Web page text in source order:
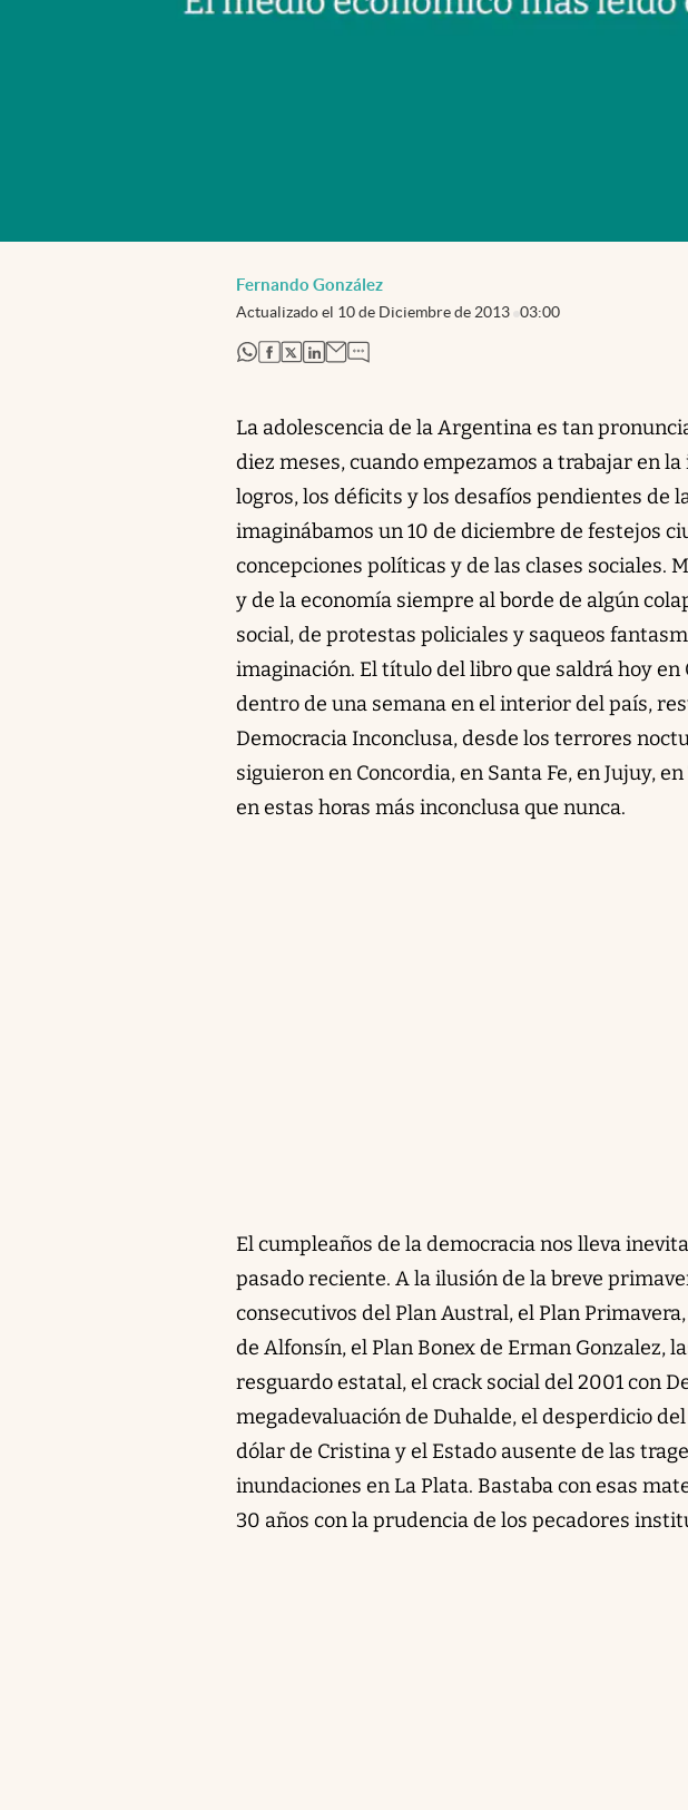
Fernando González
Actualizado el 10 de Diciembre de 2013 03:00
abre en nueva pestaña
abre en nueva pestaña
abre en nueva pestaña
abre en nueva pestaña
La adolescencia de la Argentina es tan
diez meses, cuando empezamos a trabajar en
logros, los déficits y los desafíos pendientes de
imaginábamos un 10 de diciembre de festejos
concepciones políticas y de las clases sociales.
y de la economía siempre al borde de algún
social, de protestas policiales y saqueos
imaginación. El título del libro que saldrá hoy en
dentro de una semana en el interior del país,
Democracia Inconclusa, desde los terrores
siguieron en Concordia, en Santa Fe, en Jujuy,
en estas horas más inconclusa que nunca.
El cumpleaños de la democracia nos lleva
pasado reciente. A la ilusión de la breve
consecutivos del Plan Austral, el Plan
de Alfonsín, el Plan Bonex de Erman Gonzalez,
resguardo estatal, el crack social del 2001 con
megadevaluación de Duhalde, el desperdicio
dólar de Cristina y el Estado ausente de las
inundaciones en La Plata. Bastaba con esas
30 años con la prudencia de los pecadores